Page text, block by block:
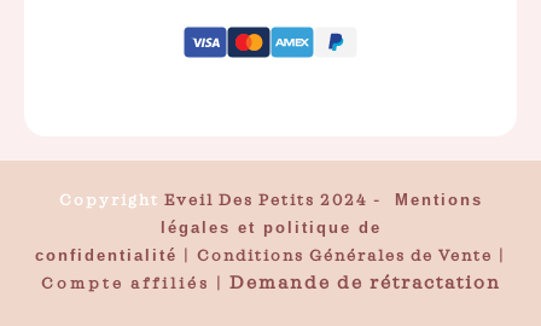
Copyright Eveil Des Petits 2024 - Mentions
légales et politique de
confidentialité | Conditions Générales de Vente |
Compte affiliés | Demande de rétractation